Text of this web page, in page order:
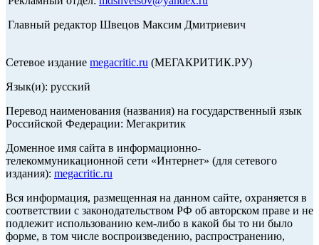
Главный редактор Швецов Максим Дмитриевич
Сетевое издание megacritic.ru (МЕГАКРИТИК.РУ)
Язык(и): русский
Перевод наименования (названия) на государственный язык
Российской Федерации: Мегакритик
Доменное имя сайта в информационно-
телекоммуникационной сети «Интернет» (для сетевого
издания): megacritic.ru
Вся информация, размещенная на данном сайте, охраняется в
соответствии с законодательством РФ об авторском праве и не
подлежит использованию кем-либо в какой бы то ни было
форме, в том числе воспроизведению, распространению,